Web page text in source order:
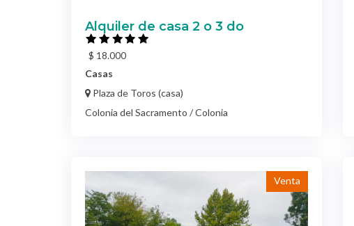
$ 18.000
Casas
Plaza de Toros (casa)
Colonia del Sacramento / Colonia